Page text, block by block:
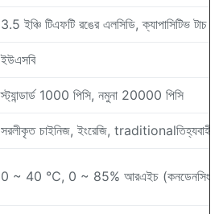
3.5 ইঞ্চি টিএফটি রঙের এলসিডি, ক্যাপাসিটিভ টাচ
ইউএসবি
স্ট্যান্ডার্ড 1000 পিসি, নমুনা 20000 পিসি
সরলীকৃত চাইনিজ, ইংরেজি, traditionalতিহ্যবাহী
0 ~ 40 ℃, 0 ~ 85% আরএইচ (কনডেনসিং